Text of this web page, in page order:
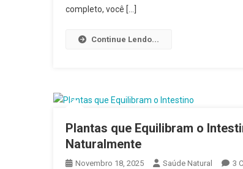
completo, você […]
Continue Lendo...
Plantas que Equilibram o
Naturalmente
Novembro 18, 2025 Saúde Natural 3